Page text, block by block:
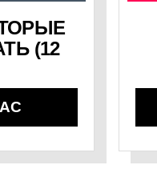
(12